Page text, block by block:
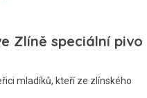
Zlíně speciální pivo
mladíků, kteří ze zlínského